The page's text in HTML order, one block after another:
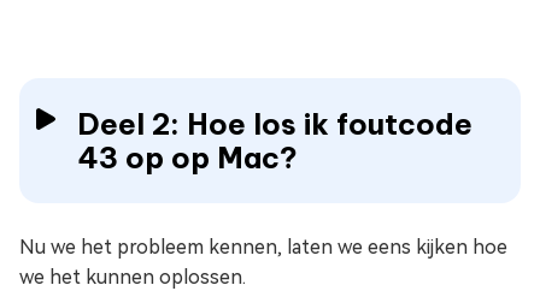
Deel 2: Hoe los ik foutcode
43 op op Mac?
Nu we het probleem kennen, laten we eens kijken hoe
we het kunnen oplossen.